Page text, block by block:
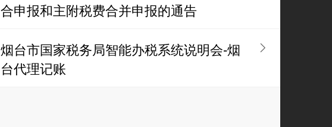
合申报和主附税费合并申报的通告
烟台市国家税务局智能办税系统说明会-烟
台代理记账